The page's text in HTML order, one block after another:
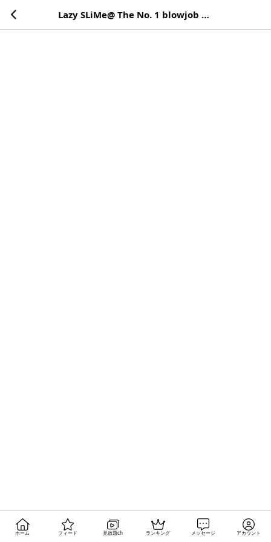
Lazy SLiMe@ The No. 1 blowjob channel✨さんのDDの動画・画像一覧
ホーム フィード 見放題ch ランキング メッセージ アカウント